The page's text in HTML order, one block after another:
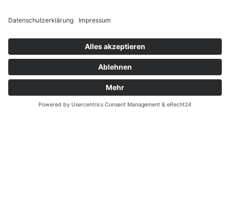
About
Projects
Kontakt